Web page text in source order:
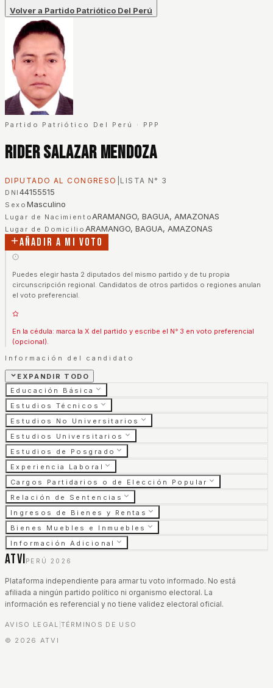
Volver a Partido Patriótico Del Perú
Partido Patriótico Del Perú · PPP
Rider Salazar Mendoza
DIPUTADO AL CONGRESO LISTA N° 3
DNI 44155515
Sexo Masculino
Lugar de NacimientoARAMANGO, BAGUA, AMAZONAS
Lugar de Domicilio ARAMANGO, BAGUA, AMAZONAS
Añadir a mi voto
Puedes elegir hasta 2 diputados del mismo partido y de tu propia
circunscripción regional. Candidatos de otros partidos o regiones anulan
el voto preferencial.
En la cédula: marca la X del partido y escribe el N° 3 en voto preferencial
(opcional).
Información del candidato
EXPANDIR TODO
Educación Básica
Estudios Técnicos
Estudios No Universitarios
Estudios Universitarios
Estudios de Posgrado
Experiencia Laboral
Cargos Partidarios o de Elección Popular
Relación de Sentencias
Ingresos de Bienes y Rentas
Bienes Muebles e Inmuebles
Información Adicional
ATVI PERÚ 2026
Plataforma independiente para armar tu voto informado. No está
afiliada a ningún partido político ni organismo electoral. La
información es referencial y no tiene validez electoral oficial.
AVISO LEGAL TÉRMINOS DE USO
© 2026 ATVI